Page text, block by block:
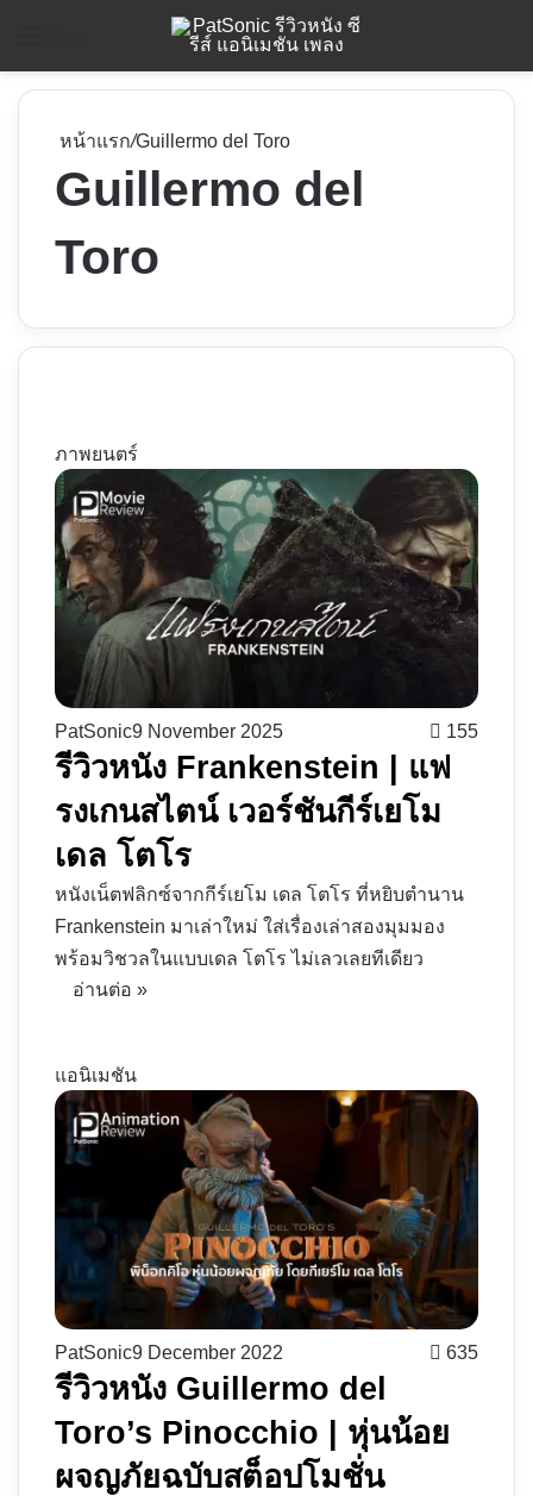
หน้าแรก/Guillermo del Toro
Guillermo del
Toro
ภาพยนตร์
PatSonic9 November 2025 155
รีวิวหนัง Frankenstein | แฟ
รงเกนสไตน์ เวอร์ชันกีร์เยโม
เดล โตโร
หนังเน็ตฟลิกซ์จากกีร์เยโม เดล โตโร ที่หยิบตำนาน
Frankenstein มาเล่าใหม่ ใส่เรื่องเล่าสองมุมมอง
พร้อมวิชวลในแบบเดล โตโร ไม่เลวเลยทีเดียว
อ่านต่อ »
แอนิเมชัน
PatSonic9 December 2022 635
รีวิวหนัง Guillermo del
Toro’s Pinocchio | หุ่นน้อย
ผจญภัยฉบับสต็อปโมชั่น